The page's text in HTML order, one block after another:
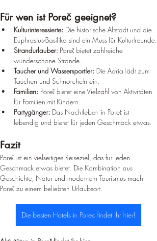
Für wen ist Poreč geeignet?
Kulturinteressierte: Die historische Altstadt und die
Euphrasius-Basilika sind ein Muss für Kulturfreunde.
Strandurlauber: Poreč bietet zahlreiche
wunderschöne Strände.
Taucher und Wassersportler: Die Adria lädt zum
Tauchen und Schnorcheln ein.
Familien: Poreč bietet eine Vielzahl von Aktivitäten
für Familien mit Kindern.
Partygänger: Das Nachtleben in Poreč ist
lebendig und bietet für jeden Geschmack etwas.
Fazit
Poreč ist ein vielseitiges Reiseziel, das für jeden
Geschmack etwas bietet. Die Kombination aus
Geschichte, Natur und modernem Tourismus macht
Poreč zu einem beliebten Urlaubsort.
Die besten Hotels in Porec findet ihr hier!